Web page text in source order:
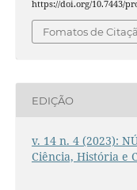
https://doi.org/10.7443/
Fomatos de
EDIÇÃO
v. 14 n. 4 (2023):
Ciência, História e